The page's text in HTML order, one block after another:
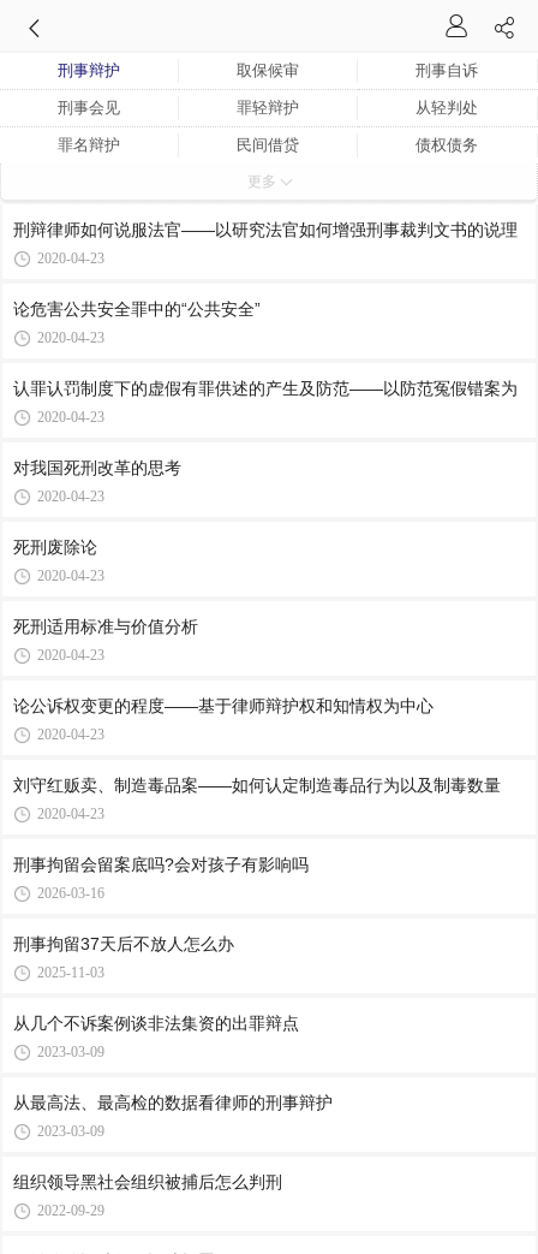
刑事辩护 取保候审 刑事自诉
刑事会见 罪轻辩护 从轻判处
罪名辩护 民间借贷 债权债务
交通事故
贪污贿赂犯罪 重大经济犯罪 渎职犯罪
毒品犯罪
更多
刑辩律师如何说服法官——以研究法官如何增强刑事裁判文书的说理
2020-04-23
论危害公共安全罪中的“公共安全”
2020-04-23
认罪认罚制度下的虚假有罪供述的产生及防范——以防范冤假错案为
2020-04-23
对我国死刑改革的思考
2020-04-23
死刑废除论
2020-04-23
死刑适用标准与价值分析
2020-04-23
论公诉权变更的程度——基于律师辩护权和知情权为中心
2020-04-23
刘守红贩卖、制造毒品案——如何认定制造毒品行为以及制毒数量
2020-04-23
刑事拘留会留案底吗?会对孩子有影响吗
2026-03-16
刑事拘留37天后不放人怎么办
2025-11-03
从几个不诉案例谈非法集资的出罪辩点
2023-03-09
从最高法、最高检的数据看律师的刑事辩护
2023-03-09
组织领导黑社会组织被捕后怎么判刑
2022-09-29